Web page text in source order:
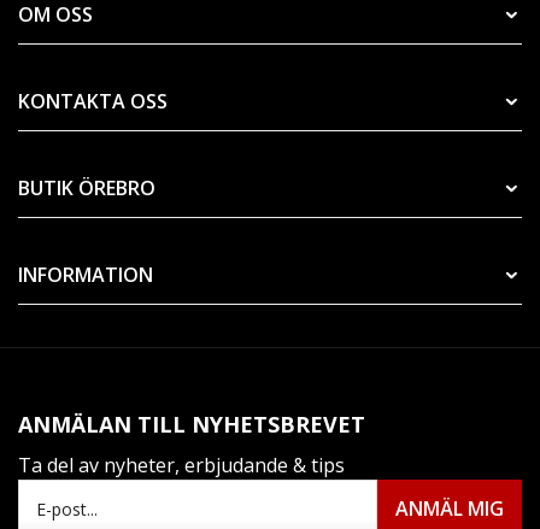
OM OSS
KONTAKTA OSS
BUTIK ÖREBRO
INFORMATION
ANMÄLAN TILL NYHETSBREVET
Ta del av nyheter, erbjudande & tips